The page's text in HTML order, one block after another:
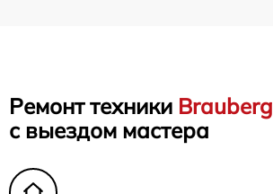
Ремонт техники Brauberg
с выездом мастера